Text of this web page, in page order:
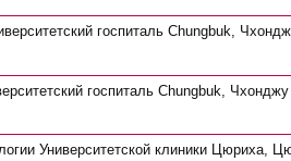
госпиталь Chungbuk,
госпиталь Chungbuk,
Университетской клиники Цюриха,